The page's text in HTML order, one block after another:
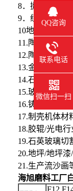
8．抛光蜡，
9．纽扣，手
10地坪，胶粘
11.陶瓷过滤板
12.陶瓷分离膜
13.金刚石砂轮
14.石材抛光轮
15.玻璃钢格栅
16.铸造用代替
17.制壳机体材
18.胶辊/光电
19.石英玻璃切
20.地坪/地坪
21.生产流沙画
海旭磨料工厂
F12
QQ咨询
联系电话
微信扫一扫